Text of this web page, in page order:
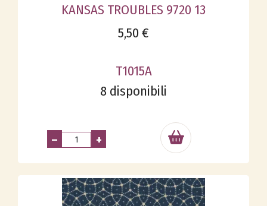
KANSAS TROUBLES 9720 13
5,50 €
T1015A
8 disponibili
– +